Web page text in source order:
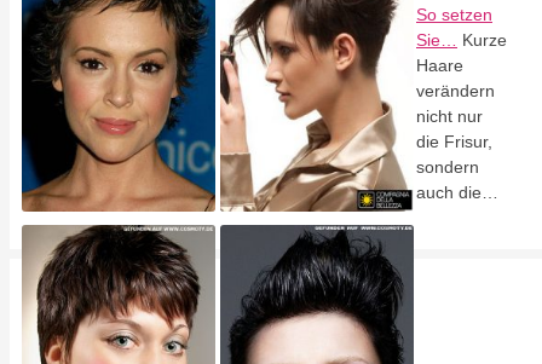
So setzen
Sie…
Kurze
Haare
verändern
nicht nur
die Frisur,
sondern
auch die…